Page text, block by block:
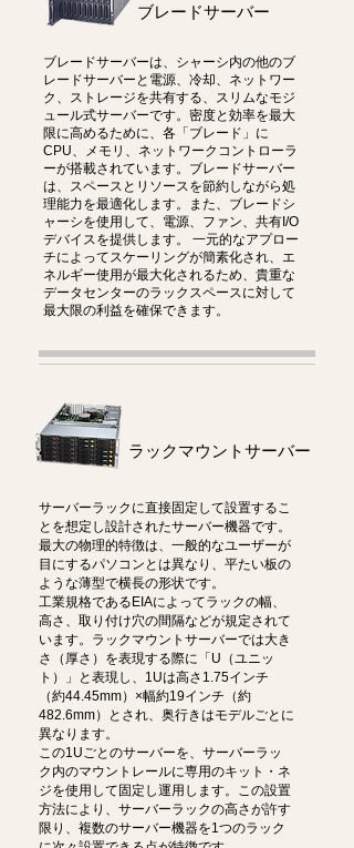
ブレードサーバー
ブレードサーバーは、シャーシ内の他のブ
レードサーバーと電源、冷却、ネットワー
ク、ストレージを共有する、スリムなモジ
ュール式サーバーです。密度と効率を最大
限に高めるために、各「ブレード」に
CPU、メモリ、ネットワークコントローラ
ーが搭載されています。ブレードサーバー
は、スペースとリソースを節約しながら処
理能力を最適化します。また、ブレードシ
ャーシを使用して、電源、ファン、共有I/O
デバイスを提供します。 一元的なアプロー
チによってスケーリングが簡素化され、エ
ネルギー使用が最大化されるため、貴重な
データセンターのラックスペースに対して
最大限の利益を確保できます。
ラックマウントサーバー
サーバーラックに直接固定して設置するこ
とを想定し設計されたサーバー機器です。
最大の物理的特徴は、一般的なユーザーが
目にするパソコンとは異なり、平たい板の
ような薄型で横長の形状です。
工業規格であるEIAによってラックの幅、
高さ、取り付け穴の間隔などが規定されて
います。ラックマウントサーバーでは大き
さ（厚さ）を表現する際に「U（ユニッ
ト）」と表現し、1Uは高さ1.75インチ
（約44.45mm）×幅約19インチ（約
482.6mm）とされ、奥行きはモデルごとに
異なります。
この1Uごとのサーバーを、サーバーラッ
ク内のマウントレールに専用のキット・ネ
ジを使用して固定し運用します。この設置
方法により、サーバーラックの高さが許す
限り、複数のサーバー機器を1つのラック